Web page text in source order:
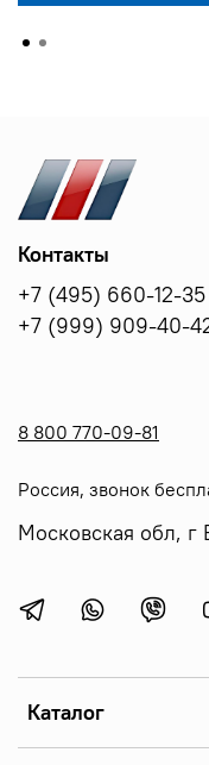
Каталог
Контакты
+7 (495) 660-12-35
+7 (999) 909-40-
8 800 770-09-81
Россия, звонок
Московская обл, г